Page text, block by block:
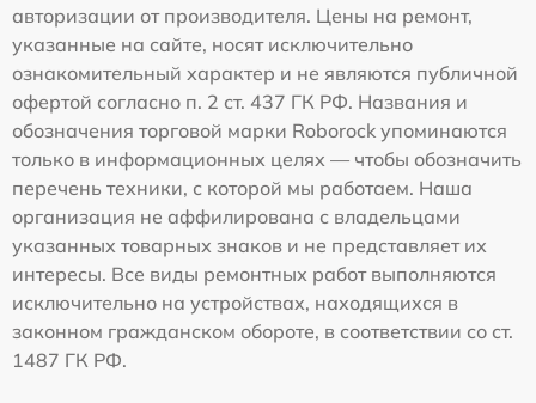
авторизации от производителя. Цены на ремонт,
указанные на сайте, носят исключительно
ознакомительный характер и не являются публичной
офертой согласно п. 2 ст. 437 ГК РФ. Названия и
обозначения торговой марки Roborock упоминаются
только в информационных целях — чтобы обозначить
перечень техники, с которой мы работаем. Наша
организация не аффилирована с владельцами
указанных товарных знаков и не представляет их
интересы. Все виды ремонтных работ выполняются
исключительно на устройствах, находящихся в
законном гражданском обороте, в соответствии со ст.
1487 ГК РФ.